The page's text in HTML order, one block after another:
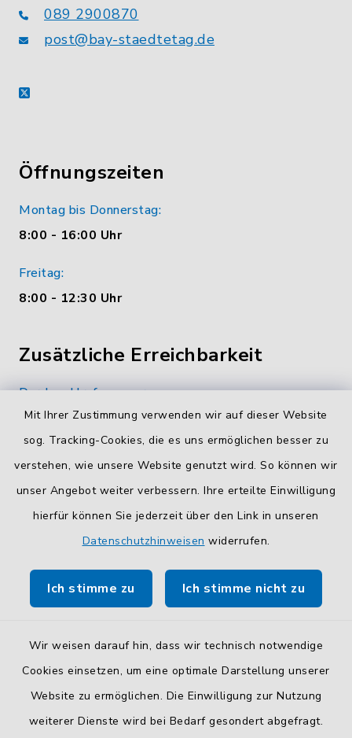
Mit Ihrer Zustimmung verwenden wir auf dieser Website
sog. Tracking-Cookies, die es uns ermöglichen besser zu
verstehen, wie unsere Website genutzt wird. So können wir
unser Angebot weiter verbessern. Ihre erteilte Einwilligung
hierfür können Sie jederzeit über den Link in unseren
Datenschutzhinweisen widerrufen.
Ich stimme zu Ich stimme nicht zu
Wir weisen darauf hin, dass wir technisch notwendige
Cookies einsetzen, um eine optimale Darstellung unserer
Website zu ermöglichen. Die Einwilligung zur Nutzung
weiterer Dienste wird bei Bedarf gesondert abgefragt.
089 2900870
post@bay-staedtetag.de
X
Öffnungszeiten
Montag bis Donnerstag:
8:00 - 16:00 Uhr
Freitag:
8:00 - 12:30 Uhr
Zusätzliche Erreichbarkeit
Durchwahlrufnummern
Die Durchwahlrufnummern unserer Mitarbeiterinnen
und Mitarbeiter finden Siehier.
Kontaktformular
SicheresKontaktformularmit BayernID verwenden.
So finden Sie uns.